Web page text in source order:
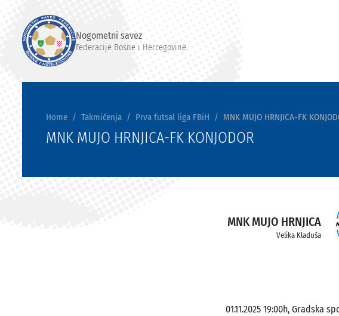
Nogometni savez
Federacije Bosne i Hercegovine
Home Takmičenja Prva futsal liga FBiH MNK MUJO HRNJICA-FK
MNK MUJO HRNJICA-FK KONJODOR
MNK MUJO HRNJICA
Velika Kladuša
01.11.2025 19:00h, Gradska